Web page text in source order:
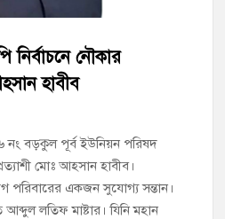
১০১ সদস্য বিশিষ্ট পূর্ণাঙ্গ
উচ্ছেদ, ১০ হাজার টাকা জরিমানা
মতবিনিময় করলেন শিক্ষামন্ত্রী আ,ন,ম
সভাপতি মাহবুব আনোয়ার বাবলুর
নৌকার
হাবীব
নং বড়কুল পূর্ব ইউনিয়ন পরিষদ
মোঃ আহসান হাবীব।
পরিবারের একজন সুযোগ্য সন্তান।
লতিফ মাষ্টার। যিনি মহান